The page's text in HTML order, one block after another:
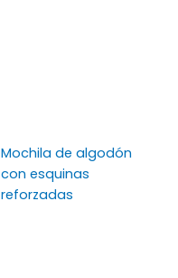
Mochila de algodón
con esquinas
reforzadas